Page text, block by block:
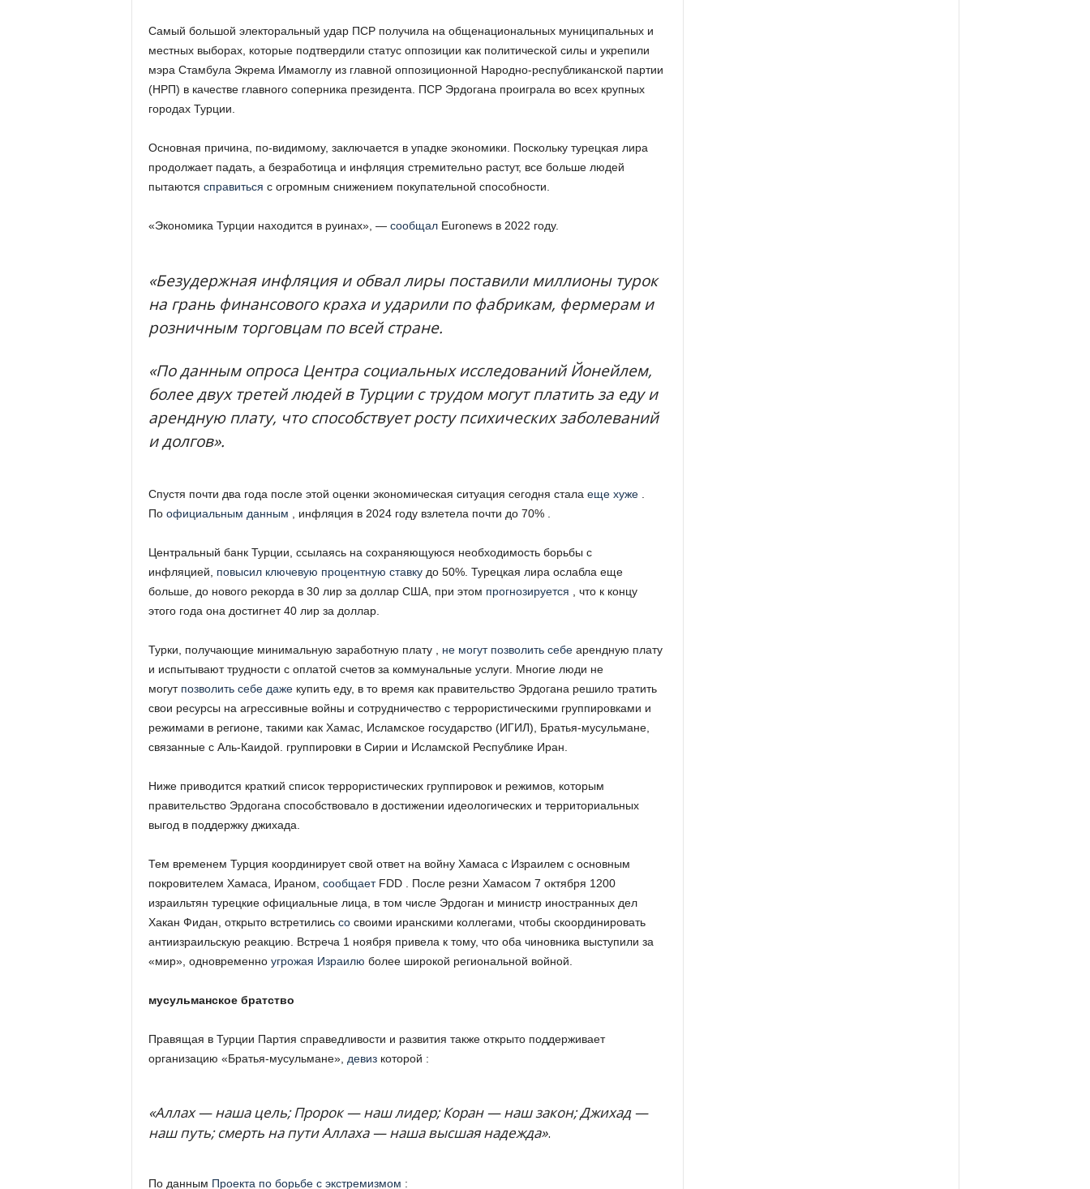
Самый большой электоральный удар ПСР получила на общенациональных муниципальных и
местных выборах, которые подтвердили статус оппозиции как политической силы и укрепили
мэра Стамбула Экрема Имамоглу из главной оппозиционной Народно-республиканской партии
(НРП) в качестве главного соперника президента. ПСР Эрдогана проиграла во всех крупных
городах Турции.
Основная причина, по-видимому, заключается в упадке экономики. Поскольку турецкая лира
продолжает падать, а безработица и инфляция стремительно растут, все больше людей
пытаются справиться с огромным снижением покупательной способности.
«Экономика Турции находится в руинах», — сообщалEuronews в 2022 году.
«Безудержная инфляция и обвал лиры поставили миллионы турок
на грань финансового краха и ударили по фабрикам, фермерам и
розничным торговцам по всей стране.
«По данным опроса Центра социальных исследований Йонейлем,
более двух третей людей в Турции с трудом могут платить за еду и
арендную плату, что способствует росту психических заболеваний
и долгов».
Спустя почти два года после этой оценки экономическая ситуация сегодня стала еще хуже.
По официальным данным , инфляция в 2024 году взлетела почти до 70% .
Центральный банк Турции, ссылаясь на сохраняющуюся необходимость борьбы с
инфляцией, повысил ключевую процентную ставкудо 50%. Турецкая лира ослабла еще
больше, до нового рекорда в 30 лир за доллар США, при этом прогнозируется , что к концу
этого года она достигнет 40 лир за доллар.
Турки, получающие минимальную заработную плату , не могут позволить себеарендную плату
и испытывают трудности с оплатой счетов за коммунальные услуги. Многие люди не
могут позволить себе дажекупить еду, в то время как правительство Эрдогана решило тратить
свои ресурсы на агрессивные войны и сотрудничество с террористическими группировками и
режимами в регионе, такими как Хамас, Исламское государство (ИГИЛ), Братья-мусульмане,
связанные с Аль-Каидой. группировки в Сирии и Исламской Республике Иран.
Ниже приводится краткий список террористических группировок и режимов, которым
правительство Эрдогана способствовало в достижении идеологических и территориальных
выгод в поддержку джихада.
Тем временем Турция координирует свой ответ на войну Хамаса с Израилем с основным
покровителем Хамаса, Ираном, сообщаетFDD . После резни Хамасом 7 октября 1200
израильтян турецкие официальные лица, в том числе Эрдоган и министр иностранных дел
Хакан Фидан, открыто встретились сосвоими иранскими коллегами, чтобы скоординировать
антиизраильскую реакцию. Встреча 1 ноября привела к тому, что оба чиновника выступили за
«мир», одновременно угрожая Израилю более широкой региональной войной.
мусульманское братство
Правящая в Турции Партия справедливости и развития также открыто поддерживает
организацию «Братья-мусульмане», девизкоторой :
«Аллах — наша цель; Пророк — наш лидер; Коран — наш закон; Джихад —
наш путь; смерть на пути Аллаха — наша высшая надежда».
По данным Проекта по борьбе с экстремизмом :